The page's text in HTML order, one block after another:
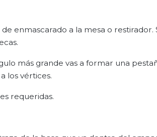
enmascarado a la mesa o restirador.
más grande vas a formar una
los vértices.
requeridas.